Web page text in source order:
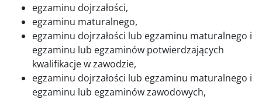
egzaminu dojrzałości,
egzaminu maturalnego,
egzaminu dojrzałości lub egzaminu maturalnego i
egzaminu lub egzaminów potwierdzających
kwalifikacje w zawodzie,
egzaminu dojrzałości lub egzaminu maturalnego i
egzaminu lub egzaminów zawodowych,